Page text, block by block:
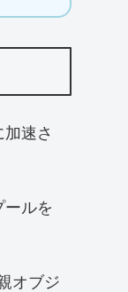
加速さ
ールを
オブジ